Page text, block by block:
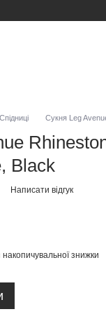
Спідниці Сукня Leg
Black
Написати відгук
знижки